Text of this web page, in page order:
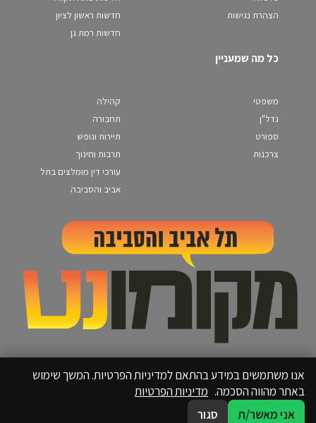
הצהרת נגישות
חדשות ראשון לציון
חדשות רמת גן
כל מה שמעניין
משפטי
נדל"ן
ספורט
צרכנות
קהילה
תחבורה
תיירות ונופש
תרבות וחינוך
עורכי דין מומלצים בתל
אביב והסביבה
אנו משתמשים במידע בהתאם למדיניות הפרטיות. המשך שימוש
באתר מהווה הסכמה. מדיניות הפרטיות
אני מאשר/ת
סגור